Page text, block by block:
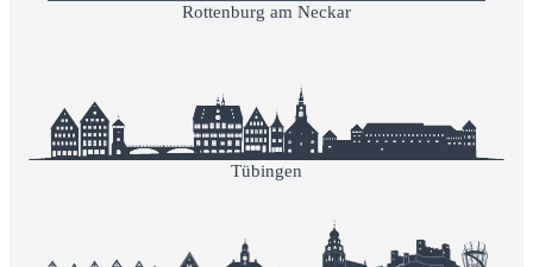
Rottenburg am Neckar
Tübingen